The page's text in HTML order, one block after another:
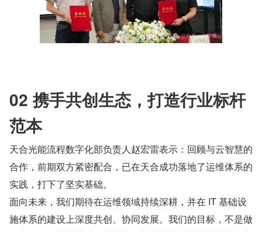
02 携手共创生态，打造行业标杆
范本
天合光能流程数字化部负责人赵宏雷表示：回顾与云智慧的
合作，前期双方紧密配合，已在天合成功落地了运维体系的
实践，打下了坚实基础。
面向未来，我们期待在运维领域持续深耕，并在 IT 基础设
施体系的建设上深度共创、协同发展。我们的目标，不是做